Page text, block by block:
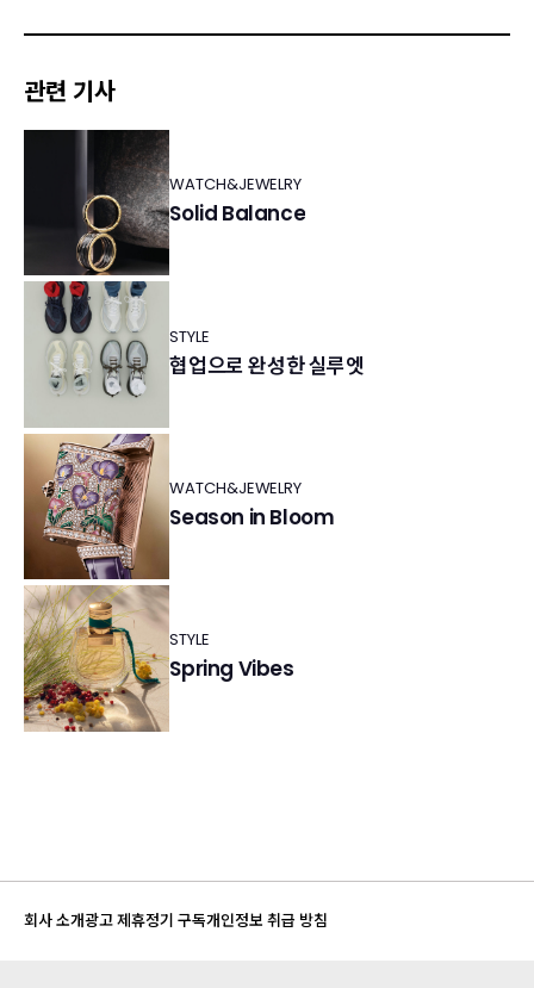
관련 기사
WATCH&JEWELRY
Solid Balance
STYLE
협업으로 완성한 실루엣
WATCH&JEWELRY
Season in Bloom
STYLE
Spring Vibes
회사 소개광고 제휴정기 구독개인정보 취급 방침